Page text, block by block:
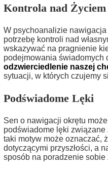
Kontrola nad Życiem
W psychoanalizie
potrzebę kontroli nad
wskazywać na pragnienie
podejmowania świadomych
odzwierciedlenie naszej
sytuacji, w których czujemy
Podświadome Lęki
Sen o nawigacji okrętu
podświadome lęki
taki motyw może oznaczać,
dotyczącymi przyszłości, a
sposób na poradzenie